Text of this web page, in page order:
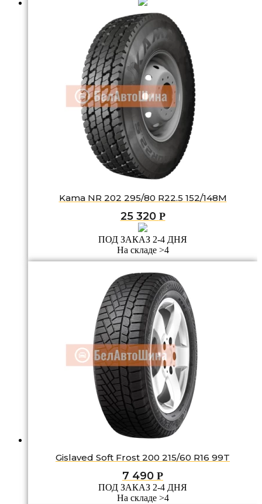
Kama NR 202 295/80 R22.5 152/148M
25 320 Р
ПОД ЗАКАЗ 2-4 ДНЯ
На складе >4
Gislaved Soft Frost 200 215/60 R16 99T
7 490 Р
ПОД ЗАКАЗ 2-4 ДНЯ
На складе >4